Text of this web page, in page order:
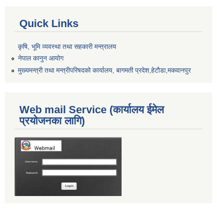
Quick Links
कृषि, भूमि व्यवस्था तथा सहकारी मन्त्रालय
नेपाल कानुन आयोग
मुख्यमन्त्री तथा मन्त्रीपरिषदको कार्यालय, बागमती प्रदेश,हेटाैडा,मकवानपुर
Web mail Service (कार्यालय ईमेल
प्रयोजनका लागि)